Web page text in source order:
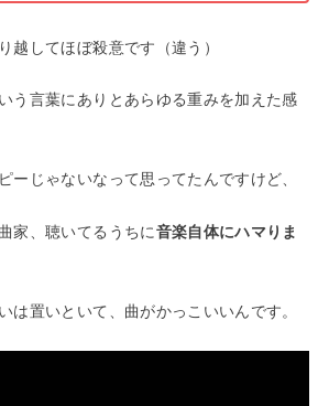
越してほぼ殺意です（違う）
いう言葉にありとあらゆる重みを加えた感
ーじゃないなって思ってたんですけど、
家、聴いてるうちに音楽自体にハマりま
は置いといて、曲がかっこいいんです。